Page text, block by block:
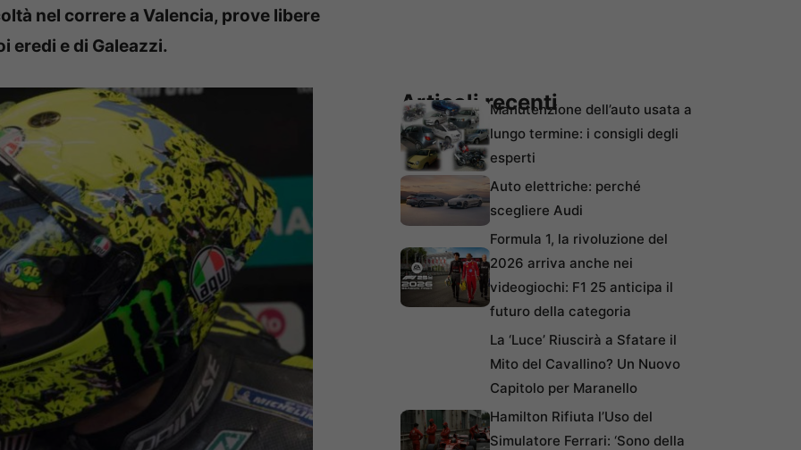
nel correre a Valencia, prove libere
eredi e di Galeazzi.
Articoli recentiManutenzione dell’auto usata a
lungo termine: i consigli degli
esperti
Auto elettriche: perché
scegliere Audi
Formula 1, la rivoluzione del
2026 arriva anche nei
videogiochi: F1 25 anticipa il
futuro della categoria
La ‘Luce’ Riuscirà a Sfatare il
Mito del Cavallino? Un Nuovo
Capitolo per Maranello
Hamilton Rifiuta l’Uso del
Simulatore Ferrari: ‘Sono della